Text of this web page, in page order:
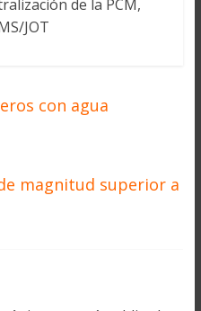
de la PCM,
JOT
con agua
magnitud superior a